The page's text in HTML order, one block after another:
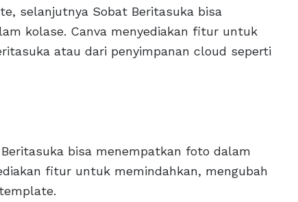
selanjutnya Sobat Beritasuka bisa
kolase. Canva menyediakan fitur untuk
atau dari penyimpanan cloud seperti
bisa menempatkan foto dalam
fitur untuk memindahkan, mengubah